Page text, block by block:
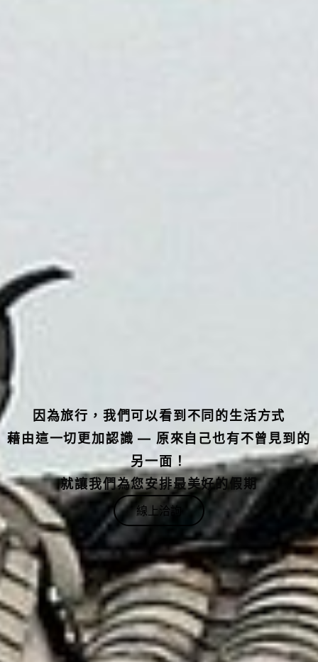
藉由這一切更加認識 — 原來自己也有不曾見到的
另一面！
就讓我們為您安排最美好的假期
線上洽詢